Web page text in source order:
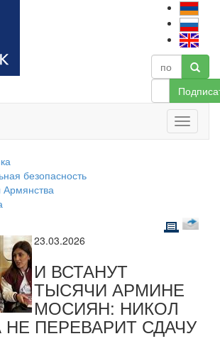
безопасность
23.03.2026
И ВСТАНУТ
ТЫСЯЧИ АРМИНЕ
МОСИЯН: НИКОЛ
НЕ ПЕРЕВАРИТ СДАЧУ